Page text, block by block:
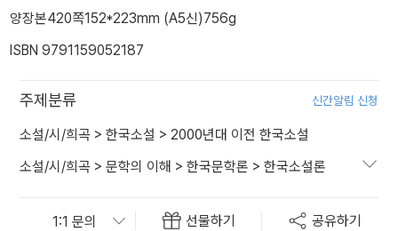
양장본420쪽152*223mm (A5신)756g
ISBN 9791159052187
주제분류 신간알림 신청
소설/시/희곡 > 한국소설 > 2000년대 이전 한국소설
소설/시/희곡 > 문학의 이해 > 한국문학론 > 한국소설론
선물하기 공유하기